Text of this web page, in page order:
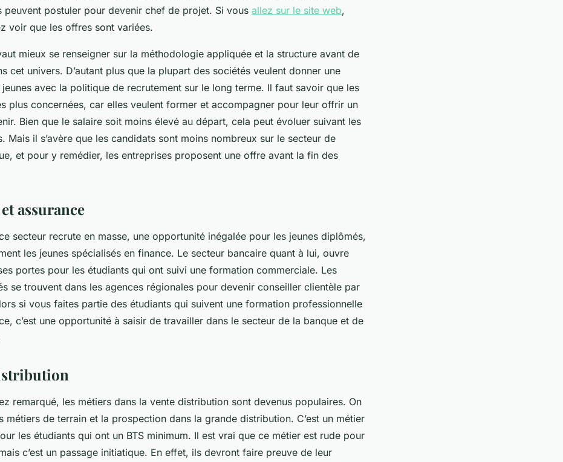
peuvent postuler pour devenir chef de projet. Si vous allez sur le site web,
voir que les offres sont variées.
mieux se renseigner sur la méthodologie appliquée et la structure avant de
cet univers. D’autant plus que la plupart des sociétés veulent donner une
avec la politique de recrutement sur le long terme. Il faut savoir que les
plus concernées, car elles veulent former et accompagner pour leur offrir un
Bien que le salaire soit moins élevé au départ, cela peut évoluer suivant les
Mais il s’avère que les candidats sont moins nombreux sur le secteur de
et pour y remédier, les entreprises proposent une offre avant la fin des
assurance
secteur recrute en masse, une opportunité inégalée pour les jeunes diplômés,
les jeunes spécialisés en finance. Le secteur bancaire quant à lui, ouvre
portes pour les étudiants qui ont suivi une formation commerciale. Les
se trouvent dans les agences régionales pour devenir conseiller clientèle par
si vous faites partie des étudiants qui suivent une formation professionnelle
c’est une opportunité à saisir de travailler dans le secteur de la banque et de
remarqué, les métiers dans la vente distribution sont devenus populaires. On
métiers de terrain et la prospection dans la grande distribution. C’est un métier
les étudiants qui ont un BTS minimum. Il est vrai que ce métier est rude pour
c’est un passage initiatique. En effet, ils devront faire preuve de leur